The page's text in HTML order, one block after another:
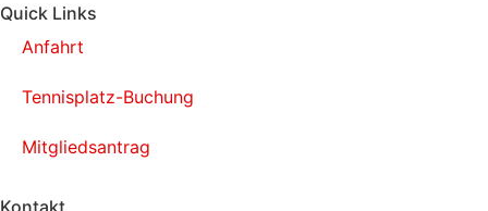
Quick Links
Anfahrt
Tennisplatz-Buchung
Mitgliedsantrag
Kontakt